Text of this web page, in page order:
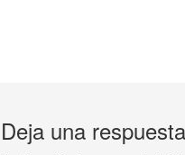
Deja una respuesta